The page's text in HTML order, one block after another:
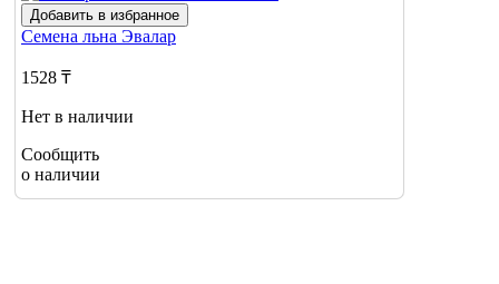
Добавить в избранное
Семена льна Эвалар
1528 ₸
Нет в наличии
Сообщить
о наличии